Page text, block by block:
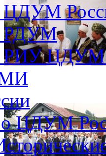
ЦДУМ
РДУМ
РИУ ЦДУМ
о ЦДУМ